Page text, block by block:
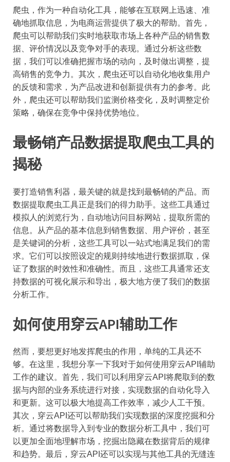
爬虫，作为一种自动化工具，能够在互联网上迅速、准
确地抓取信息，为电商运营提供了极大的帮助。首先，
爬虫可以帮助我们实时地获取市场上各种产品的销售数
据、评价情况以及竞争对手的表现。通过分析这些数
据，我们可以准确把握市场的动向，及时做出调整，提
高销售的竞争力。其次，爬虫还可以自动化地收集用户
的反馈和需求，为产品改进和创新提供有力的参考。此
外，爬虫还可以帮助我们监测价格变化，及时调整定价
策略，确保在竞争中保持优势地位。
最畅销产品数据提取爬虫工具的
揭秘
要打造销售利器，最关键的就是找到最畅销的产品。而
数据提取爬虫工具正是我们的得力助手。这些工具通过
模拟人的浏览行为，自动地访问目标网站，提取所需的
信息。从产品的基本信息到销售数据、用户评价，甚至
是关键词的分析，这些工具可以一站式地满足我们的需
求。它们可以按照设定的规则持续地进行数据抓取，保
证了数据的时效性和准确性。而且，这些工具通常还支
持数据的可视化展示和导出，极大地方便了我们的数据
分析工作。
如何使用穿云API辅助工作
然而，要想更好地发挥爬虫的作用，单纯的工具还不
够。在这里，我想分享一下我对于如何使用穿云API辅助
工作的建议。首先，我们可以利用穿云API将爬取到的数
据与内部的业务系统进行对接，实现数据的自动化导入
和更新。这可以极大地提高工作效率，减少人工干预。
其次，穿云API还可以帮助我们实现数据的深度挖掘和分
析。通过将数据导入到专业的数据分析工具中，我们可
以更加全面地理解市场，挖掘出隐藏在数据背后的规律
和趋势。最后，穿云API还可以实现与其他工具的无缝连